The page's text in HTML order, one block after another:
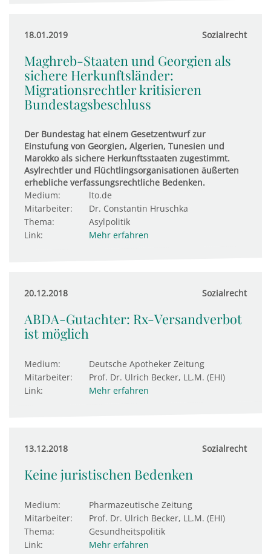
18.01.2019 Sozialrecht
Maghreb-Staaten und Georgien als
sichere Herkunftsländer:
Migrationsrechtler kritisieren
Bundestagsbeschluss
Der Bundestag hat einem Gesetzentwurf zur
Einstufung von Georgien, Algerien, Tunesien und
Marokko als sichere Herkunftsstaaten zugestimmt.
Asylrechtler und Flüchtlingsorganisationen äußerten
erhebliche verfassungsrechtliche Bedenken.
Medium:
lto.de
Mitarbeiter:
Dr. Constantin Hruschka
Thema:
Asylpolitik
Link:
Mehr erfahren
20.12.2018 Sozialrecht
ABDA-Gutachter: Rx-Versandverbot
ist möglich
Medium:
Deutsche Apotheker Zeitung
Mitarbeiter:
Prof. Dr. Ulrich Becker, LL.M. (EHI)
Link:
Mehr erfahren
13.12.2018 Sozialrecht
Keine juristischen Bedenken
Medium:
Pharmazeutische Zeitung
Mitarbeiter:
Prof. Dr. Ulrich Becker, LL.M. (EHI)
Thema:
Gesundheitspolitik
Link:
Mehr erfahren